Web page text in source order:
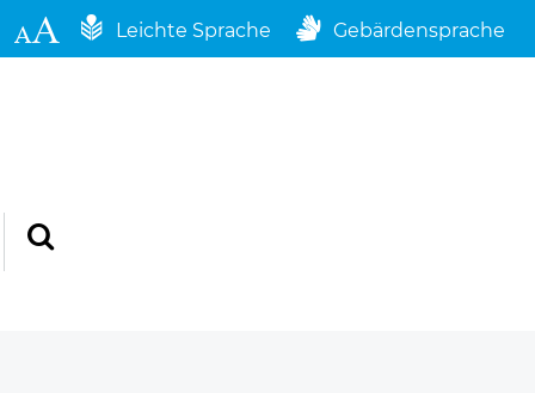
Leichte Sprache Gebärdensprache